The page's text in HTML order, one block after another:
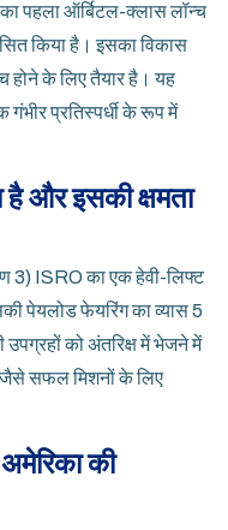
पहला ऑर्बिटल-क्लास लॉन्च
किया है। इसका विकास
होने के लिए तैयार है। यह
गंभीर प्रतिस्पर्धी के रूप में
और इसकी क्षमता
3) ISRO का एक हेवी-लिफ्ट
पेयलोड फेयरिंग का व्यास 5
को अंतरिक्ष में भेजने में
सफल मिशनों के लिए
की